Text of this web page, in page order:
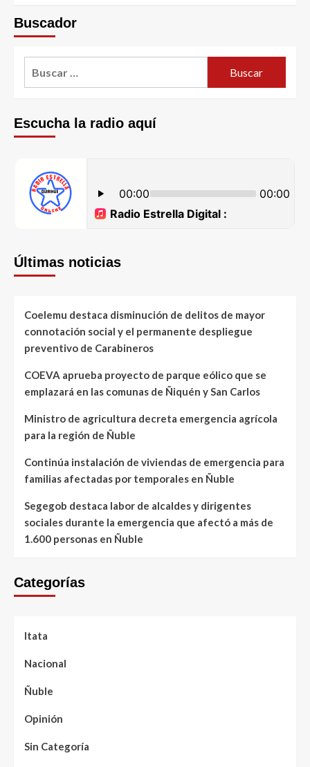
Buscador
Escucha la radio aquí
Últimas noticias
Coelemu destaca disminución de delitos de mayor
connotación social y el permanente despliegue
preventivo de Carabineros
COEVA aprueba proyecto de parque eólico que se
emplazará en las comunas de Ñiquén y San Carlos
Ministro de agricultura decreta emergencia agrícola
para la región de Ñuble
Continúa instalación de viviendas de emergencia para
familias afectadas por temporales en Ñuble
Segegob destaca labor de alcaldes y dirigentes
sociales durante la emergencia que afectó a más de
1.600 personas en Ñuble
Categorías
Itata
Nacional
Ñuble
Opinión
Sin Categoría